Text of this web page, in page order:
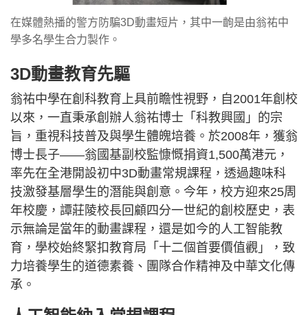
在媒體熱播的警方防騙3D動畫短片，其中一齣是由翁祐中
學多名學生合力製作。
3D動畫教育先驅
翁祐中學在創科教育上具前瞻性視野，自2001年創校
以來，一直秉承創辦人翁祐博士「科教興國」的宗
旨，重視科技普及與學生體魄培養。於2008年，獲翁
博士長子——翁國基副校監慷慨捐資1,500萬港元，
率先在全港開設初中3D動畫常規課程，透過趣味科
技激發基層學生的潛能與創意。今年，校方迎來25周
年校慶，譚莊陵校長回顧四分一世紀的創校歷史，表
示無論是當年的動畫課程，還是如今的人工智能教
育，學校始終緊扣教育局「十二個首要價值觀」，致
力培養學生的道德素養、團隊合作精神及中華文化傳
承。